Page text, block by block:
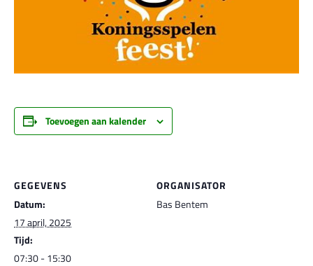
Toevoegen aan kalender
GEGEVENS
Datum:
17 april, 2025
Tijd:
07:30 - 15:30
ORGANISATOR
Bas Bentem